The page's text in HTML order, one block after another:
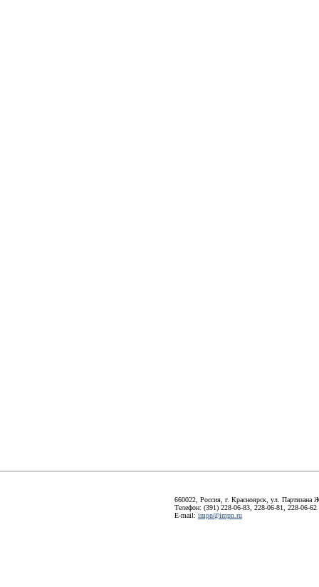
660022, Россия, г. Красноярск, ул. Партизана
Телефон: (391) 228-06-83, 228-06-81, 228-06-62
E-mail: impn@impn.ru